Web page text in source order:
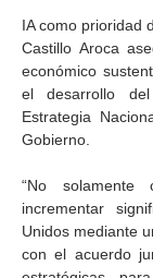
IA como prioridad
Castillo Aroca
económico
el desarrollo
Estrategia
Gobierno.
“No solamente
incrementar
Unidos mediante
con el acuerdo